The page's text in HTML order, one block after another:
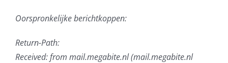
Oorspronkelijke berichtkoppen:
Return-Path:
Received: from mail.megabite.nl (mail.megabite.nl